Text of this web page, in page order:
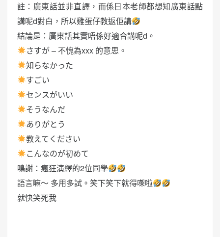
註：廣東話並非直譯，而係日本老師都想知廣東話點
講呢d對白，所以雞蛋仔教返佢講
結論是：廣東話其實唔係好適合講呢d。
さすが – 不愧為xxx 的意思。
知らなかった
すごい
センスがいい
そうなんだ
ありがとう
教えてください
こんなのが初めて
鳴謝：瘋狂演繹的2位同學
語言嘛～ 多用多試。笑下笑下就得㗎啦
就快笑死我